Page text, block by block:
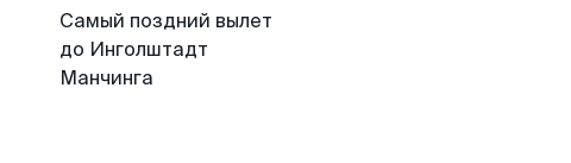
Самый поздний вылет
до Инголштадт
Манчинга